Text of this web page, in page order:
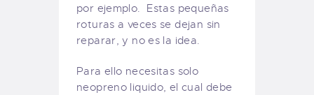
por ejemplo. Estas pequeñas
roturas a veces se dejan sin
reparar, y no es la idea.
Para ello necesitas solo
neopreno liquido, el cual debe